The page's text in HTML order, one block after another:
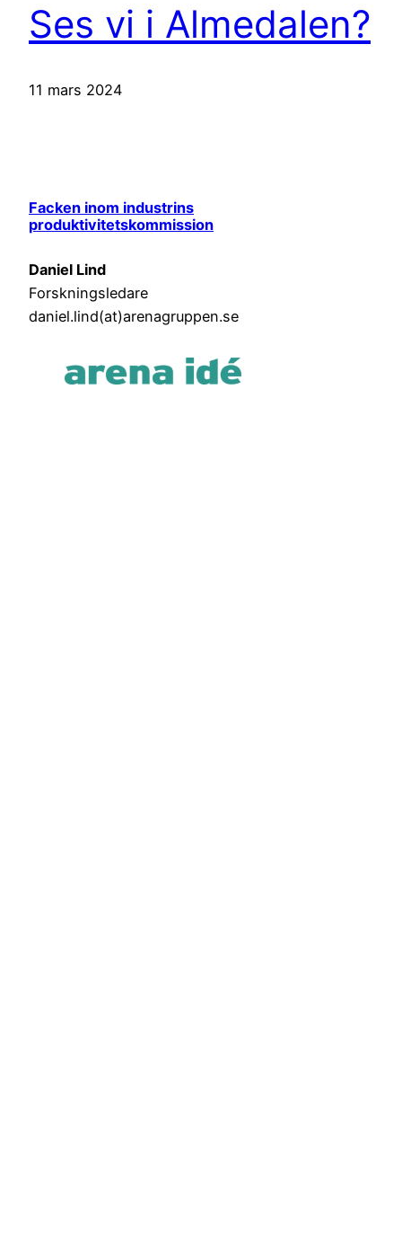
Ses vi i Almedalen?
11 mars 2024
Facken inom industrins
produktivitetskommission
Daniel Lind
Forskningsledare
daniel.lind(at)arenagruppen.se